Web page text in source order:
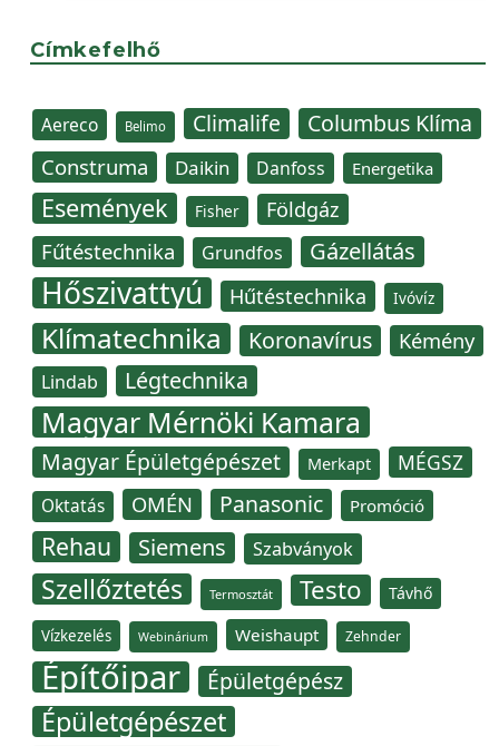
Címkefelhő
Aereco Belimo Climalife Columbus Klíma
Construma Daikin Danfoss Energetika
Események Fisher Földgáz
Fűtéstechnika Grundfos Gázellátás
Hőszivattyú Hűtéstechnika Ivóvíz
Klímatechnika Koronavírus Kémény
Lindab Légtechnika
Magyar Mérnöki Kamara
Magyar Épületgépészet Merkapt MÉGSZ
Oktatás OMÉN Panasonic Promóció
Rehau Siemens Szabványok
Szellőztetés Termosztát Testo Távhő
Vízkezelés Webinárium Weishaupt Zehnder
Építőipar Épületgépész
Épületgépészet